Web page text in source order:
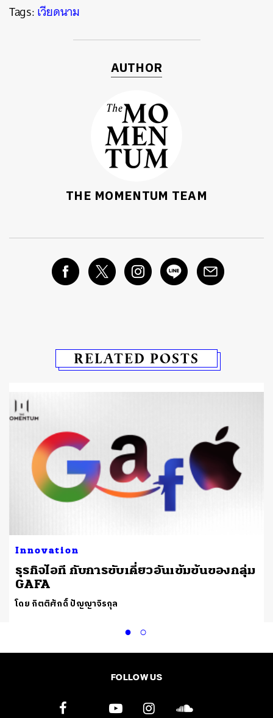
Tags:เวียดนาม
AUTHOR
THE MOMENTUM TEAM
RELATED POSTS
Innovation
ธุรกิจไอที กับการขับเคี่ยวอันเข้มข้นของกลุ่ม
GAFA
โดย กิตติศักดิ์ ปัญญาจิรกุล
FOLLOW US